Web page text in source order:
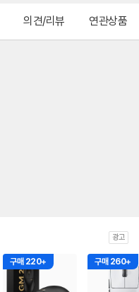
의견/리뷰 연관상품
광고
구매 220+ 구매 260+